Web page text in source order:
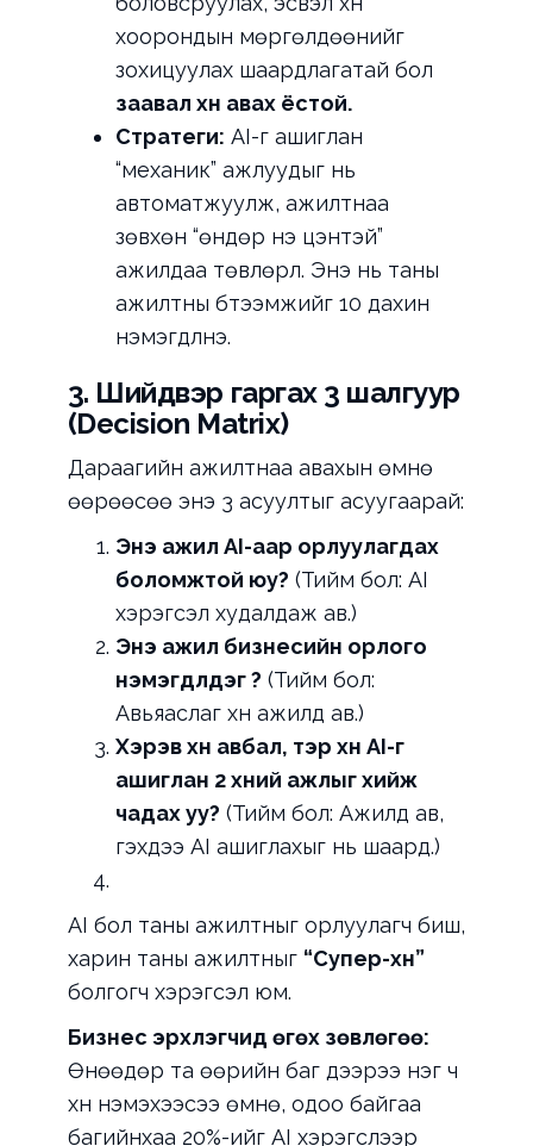
хоорондын мөргөлдөөнийг
зохицуулах шаардлагатай бол
заавал хүн авах ёстой.
Стратеги: AI-г ашиглан
“механик” ажлуудыг нь
автоматжуулж, ажилтнаа
зөвхөн “өндөр үнэ цэнтэй”
ажилдаа төвлөрүүл. Энэ нь таны
ажилтны бүтээмжийг 10 дахин
нэмэгдүүлнэ.
3. Шийдвэр гаргах 3 шалгуур
(Decision Matrix)
Дараагийн ажилтнаа авахын өмнө
өөрөөсөө энэ 3 асуултыг асуугаарай:
Энэ ажил AI-аар орлуулагдах
боломжтой юу? (Тийм бол: AI
хэрэгсэл худалдаж ав.)
Энэ ажил бизнесийн орлого
нэмэгдүүлдэг үү? (Тийм бол:
Авьяаслаг хүн ажилд ав.)
Хэрэв хүн авбал, тэр хүн AI-г
ашиглан 2 хүний ажлыг хийж
чадах уу? (Тийм бол: Ажилд ав,
гэхдээ AI ашиглахыг нь шаард.)
AI бол таны ажилтныг орлуулагч биш,
харин таны ажилтныг “Супер-хүн”
болгогч хэрэгсэл юм.
Бизнес эрхлэгчид өгөх зөвлөгөө:
Өнөөдөр та өөрийн баг дээрээ нэг ч
хүн нэмэхээсээ өмнө, одоо байгаа
багийнхаа 20%-ийг AI хэрэгслээр